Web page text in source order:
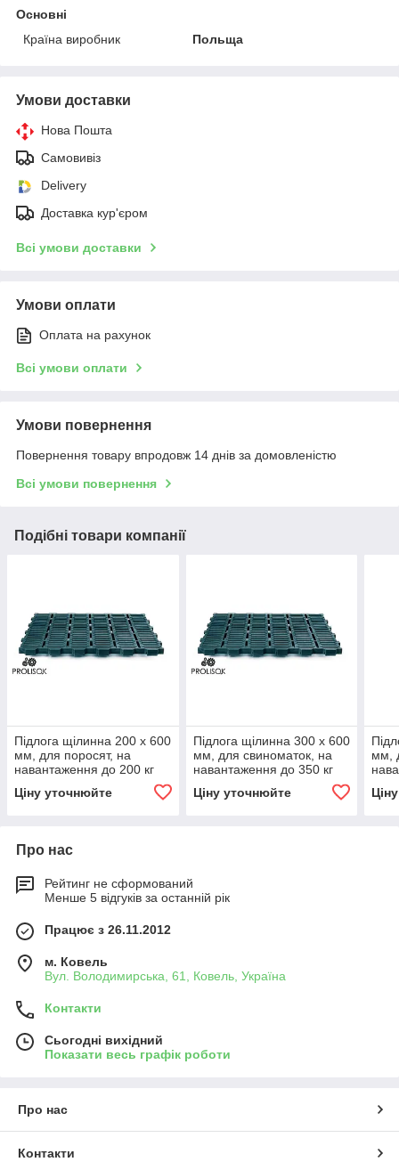
Основні
Країна виробник
Польща
Умови доставки
Нова Пошта
Самовивіз
Delivery
Доставка кур'єром
Всі умови доставки
Умови оплати
Оплата на рахунок
Всі умови оплати
Умови повернення
Повернення товару впродовж 14 днів за домовленістю
Всі умови повернення
Подібні товари компанії
Підлога щілинна 200 x 600
мм, для поросят, на
навантаження до 200 кг
Ціну уточнюйте
Підлога щілинна 300 x 600
мм, для свиноматок, на
навантаження до 350 кг
Ціну уточнюйте
мм,
Про нас
Рейтинг не сформований
Менше 5 відгуків за останній рік
Працює з 26.11.2012
м. Ковель
Вул. Володимирська, 61, Ковель, Україна
Контакти
Сьогодні вихідний
Показати весь графік роботи
Про нас
Контакти